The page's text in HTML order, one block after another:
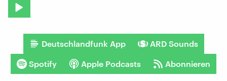
Deutschlandfunk App ARD Sounds
Spotify Apple Podcasts Abonnieren